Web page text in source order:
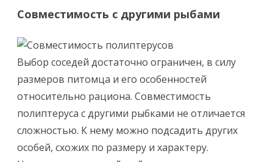
Совместимость с другими рыбами
Выбор соседей достаточно ограничен, в силу
размеров питомца и его особенностей
относительно рациона. Совместимость
полиптеруса с другими рыбками не отличается
сложностью. К нему можно подсадить других
особей, схожих по размеру и характеру.